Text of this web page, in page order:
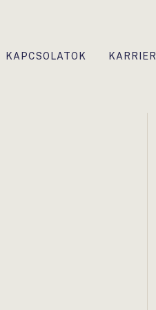
KAPCSOLATOK KARRIER